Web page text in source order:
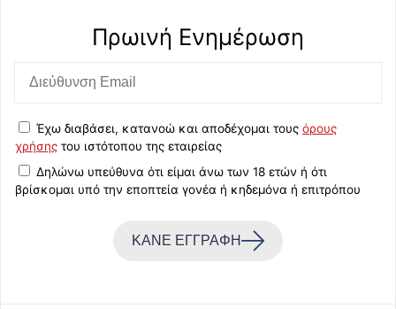
Πρωινή Eνημέρωση
Έχω διαβάσει, κατανοώ και αποδέχομαι τους όρους
χρήσης του ιστότοπου της εταιρείας
Δηλώνω υπεύθυνα ότι είμαι άνω των 18 ετών ή ότι
βρίσκομαι υπό την εποπτεία γονέα ή κηδεμόνα ή επιτρόπου
ΚΑΝΕ ΕΓΓΡΑΦΗ